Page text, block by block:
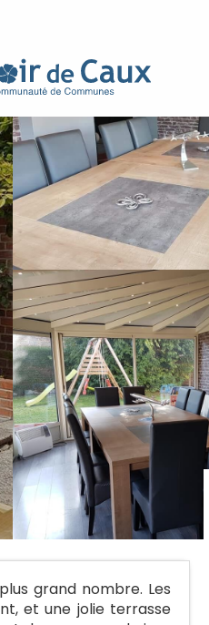
grand nombre. Les
et une jolie terrasse